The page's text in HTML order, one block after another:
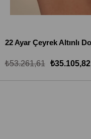
₺35.105,82
₺53.261,61